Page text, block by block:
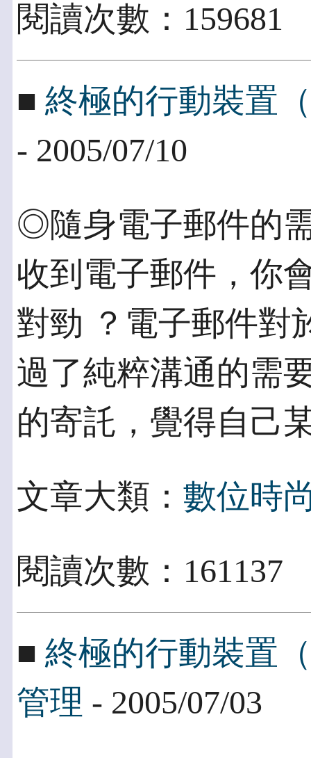
閱讀次數：
■ 終極的行動裝置
- 2005/07/10
◎隨身電子郵件的
收到電子郵件，你
對勁 ？電子郵件對
過了純粹溝通的需
的寄託，覺得自己
文章大類： 數位時
閱讀次數：
■ 終極的行動裝置
管理 - 2005/07/03